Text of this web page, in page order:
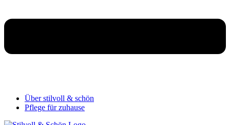
Über stilvoll & schön
Pflege für zuhause